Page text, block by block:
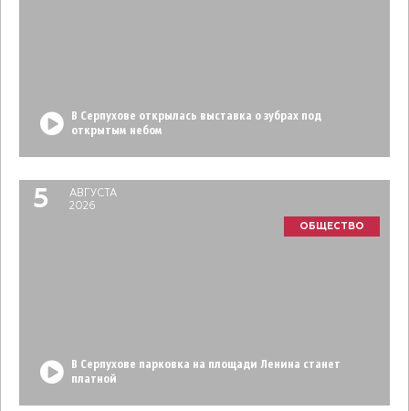
В Серпухове открылась выставка о зубрах под
открытым небом
5
АВГУСТА
2026
ОБЩЕСТВО
В Серпухове парковка на площади Ленина станет
платной